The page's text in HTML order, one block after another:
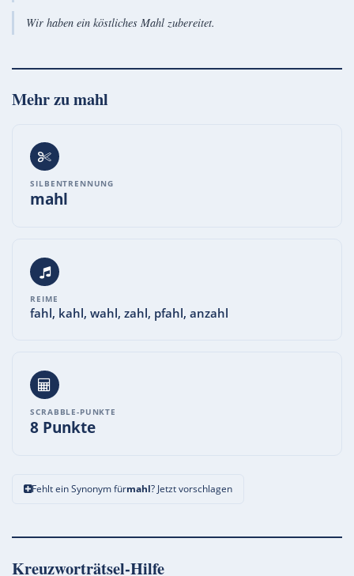
Wir haben ein köstliches Mahl zubereitet.
Mehr zumahl
SILBENTRENNUNG
mahl
REIME
fahl, kahl, wahl, zahl, pfahl, anzahl
SCRABBLE-PUNKTE
8 Punkte
Fehlt ein Synonym fürmahl? Jetzt vorschlagen
Kreuzworträtsel-Hilfe